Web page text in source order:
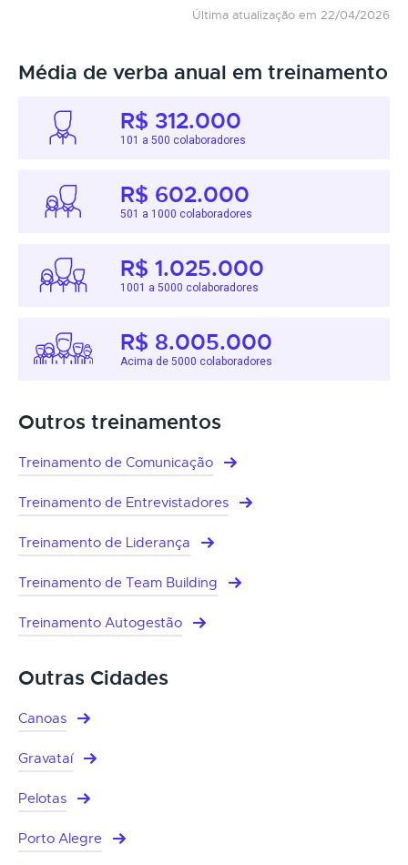
Última atualização em 22/04/2026
Média de verba anual em treinamento
R$ 312.000
101 a 500 colaboradores
R$ 602.000
501 a 1000 colaboradores
R$ 1.025.000
1001 a 5000 colaboradores
R$ 8.005.000
Acima de 5000 colaboradores
Outros treinamentos
Treinamento de Comunicação
Treinamento de Entrevistadores
Treinamento de Liderança
Treinamento de Team Building
Treinamento Autogestão
Outras Cidades
Canoas
Gravataí
Pelotas
Porto Alegre